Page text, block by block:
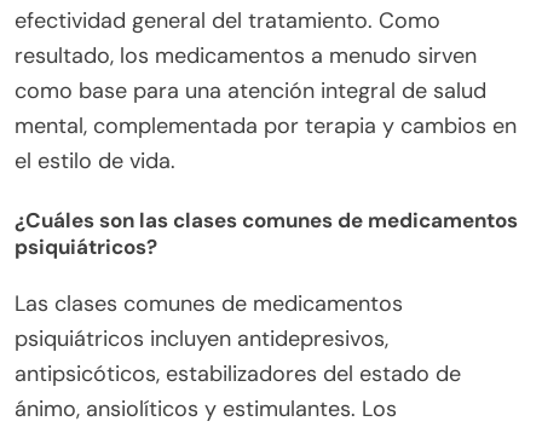
aliviar los síntomas y mejorar la calidad de vida.
Pueden equilibrar los químicos en el cerebro,
reducir la ansiedad y estabilizar el estado de
ánimo. Las clases comunes incluyen
antidepresivos, antipsicóticos y estabilizadores del
aborda trastornos específicos, mejorando la
efectividad general del tratamiento. Como
resultado, los medicamentos a menudo sirven
como base para una atención integral de salud
mental, complementada por terapia y cambios en
el estilo de vida.